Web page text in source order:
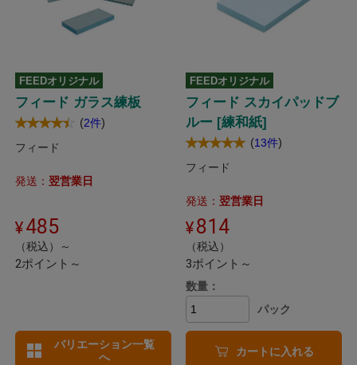
FEEDオリジナル
フィード ガラス練板
(2件)
フィード
発送： 翌営業日
485
（税込）～
2ポイント～
バリエーション一覧
へ
FEEDオリジナル
フィード スカイパッドブ
ルー [練和紙]
(13件)
フィード
発送： 翌営業日
814
（税込）
3ポイント～
数量：
パック
カートに入れる